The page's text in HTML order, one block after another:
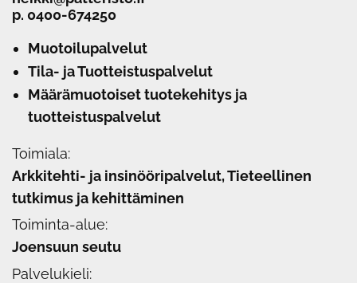
p. 0400-674250
Muotoilupalvelut
Tila- ja Tuotteistuspalvelut
Määrämuotoiset tuotekehitys ja
tuotteistuspalvelut
Toimiala:
Arkkitehti- ja insinööripalvelut, Tieteellinen
tutkimus ja kehittäminen
Toiminta-alue:
Joensuun seutu
Palvelukieli: